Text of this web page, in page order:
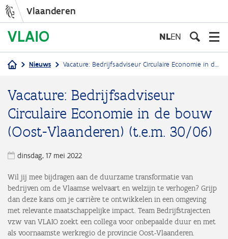
Vlaanderen
NLEN
Nieuws Vacature: Bedrijfsadviseur Circulaire Economie in de bouw (Oost-Vlaanderen) (t.e.m. 30/06)
Vacature: Bedrijfsadviseur
Circulaire Economie in de bouw
(Oost-Vlaanderen) (t.e.m. 30/06)
dinsdag, 17 mei 2022
Wil jij mee bijdragen aan de duurzame transformatie van
bedrijven om de Vlaamse welvaart en welzijn te verhogen? Grijp
dan deze kans om je carrière te ontwikkelen in een omgeving
met relevante maatschappelijke impact. Team Bedrijfstrajecten
vzw van VLAIO zoekt een collega voor onbepaalde duur en met
als voornaamste werkregio de provincie Oost-Vlaanderen.